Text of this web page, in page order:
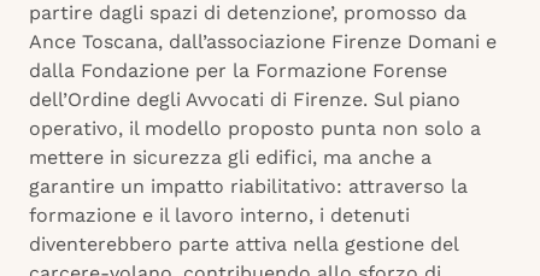
partire dagli spazi di detenzione’, promosso da
Ance Toscana, dall’associazione Firenze Domani e
dalla Fondazione per la Formazione Forense
dell’Ordine degli Avvocati di Firenze. Sul piano
operativo, il modello proposto punta non solo a
mettere in sicurezza gli edifici, ma anche a
garantire un impatto riabilitativo: attraverso la
formazione e il lavoro interno, i detenuti
diventerebbero parte attiva nella gestione del